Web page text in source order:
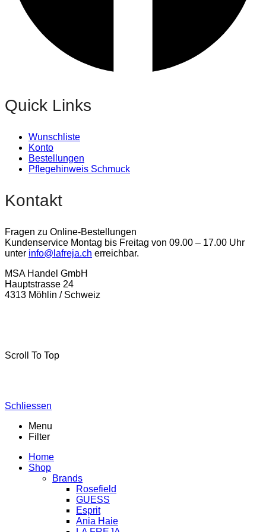
Quick Links
Wunschliste
Konto
Bestellungen
Pflegehinweis Schmuck
Kontakt
Fragen zu Online-Bestellungen
Kundenservice Montag bis Freitag von 09.00 – 17.00 Uhr
unter info@lafreja.ch erreichbar.
MSA Handel GmbH
Hauptstrasse 24
4313 Möhlin / Schweiz
Scroll To Top
Schliessen
Menu
Filter
Home
Shop
Brands
Rosefield
GUESS
Esprit
Ania Haie